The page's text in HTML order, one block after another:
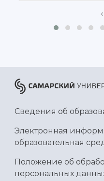
Сведения об
Электронная
образовательная
Положение об
персональных